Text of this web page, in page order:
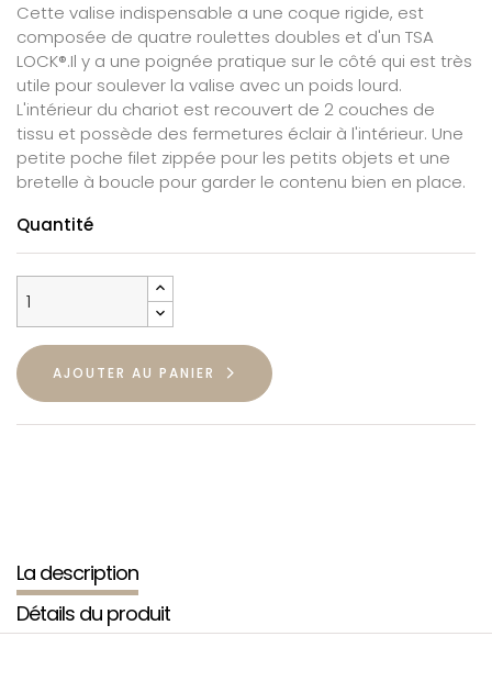
Cette valise indispensable a une coque rigide, est
composée de quatre roulettes doubles et d'un TSA
LOCK®.Il y a une poignée pratique sur le côté qui est très
utile pour soulever la valise avec un poids lourd.
L'intérieur du chariot est recouvert de 2 couches de
tissu et possède des fermetures éclair à l'intérieur. Une
petite poche filet zippée pour les petits objets et une
bretelle à boucle pour garder le contenu bien en place.
Quantité
AJOUTER AU PANIER
La description
Détails du produit